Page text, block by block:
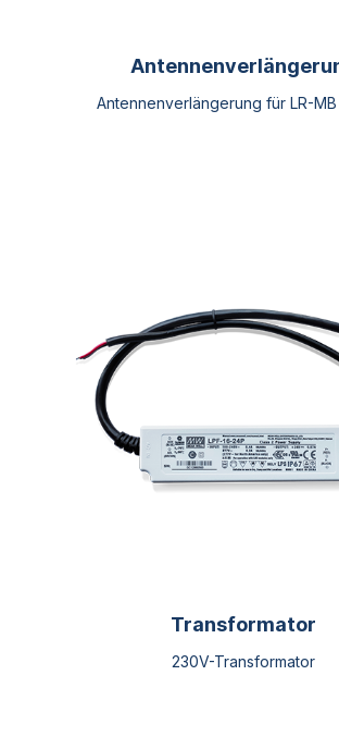
Antennenverlängerung für LR-MB
können
Produktseite
Transformator
230V-Transformator